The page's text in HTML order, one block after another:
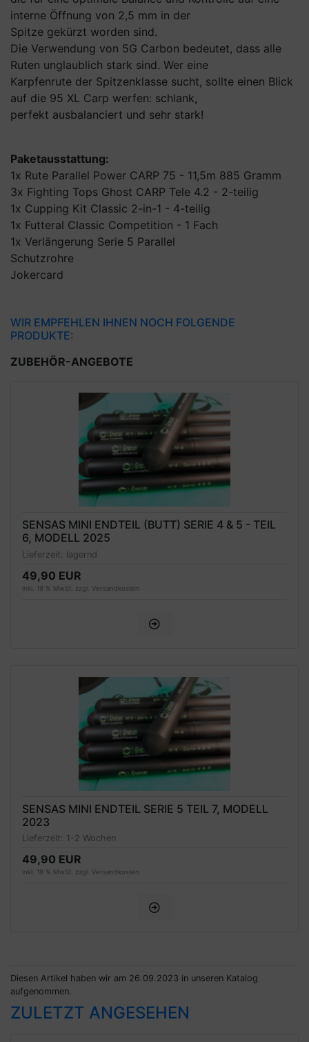
interne Öffnung von 2,5 mm in der
Spitze gekürzt worden sind.
Die Verwendung von 5G Carbon bedeutet, dass alle
Ruten unglaublich stark sind. Wer eine
Karpfenrute der Spitzenklasse sucht, sollte einen Blick
auf die 95 XL Carp werfen: schlank,
perfekt ausbalanciert und sehr stark!
Paketausstattung:
1x Rute Parallel Power CARP 75 - 11,5m 885 Gramm
3x Fighting Tops Ghost CARP Tele 4.2 - 2-teilig
1x Cupping Kit Classic 2-in-1 - 4-teilig
1x Futteral Classic Competition - 1 Fach
1x Verlängerung Serie 5 Parallel
Schutzrohre
Jokercard
WIR EMPFEHLEN IHNEN NOCH FOLGENDE
PRODUKTE:
ZUBEHÖR-ANGEBOTE
SENSAS MINI ENDTEIL (BUTT) SERIE 4 & 5 - TEIL
6, MODELL 2025
Lieferzeit: lagernd
49,90 EUR
inkl. 19 % MwSt. zzgl. Versandkosten
SENSAS MINI ENDTEIL SERIE 5 TEIL 7, MODELL
2023
Lieferzeit: 1-2 Wochen
49,90 EUR
inkl. 19 % MwSt. zzgl. Versandkosten
Diesen Artikel haben wir am 26.09.2023 in unseren Katalog
aufgenommen.
ZULETZT ANGESEHEN